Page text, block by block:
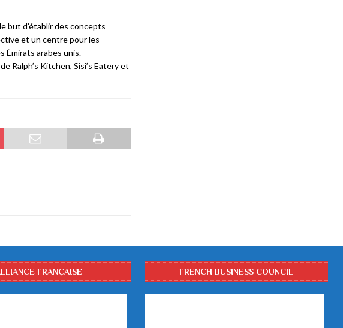
but d’établir des concepts
et un centre pour les
Émirats arabes unis.
Ralph’s Kitchen, Sisi’s Eatery et
FRANÇAISE FRENCH BUSINESS COUNCIL